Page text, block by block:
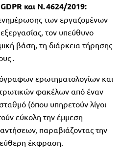
και Ν. 4624/2019:
των εργαζομένων
τον υπεύθυνο
βάση, τη διάρκεια τήρησης
.
ερωτηματολογίων και
φακέλων από έναν
(όπου υπηρετούν λίγοι
εύκολη την έμμεση
παραβιάζοντας την
έκφραση.